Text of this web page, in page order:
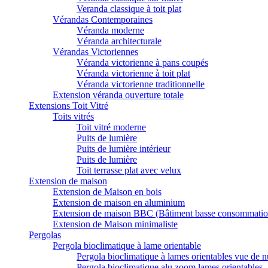
Veranda classique à toit plat
Vérandas Contemporaines
Véranda moderne
Véranda architecturale
Vérandas Victoriennes
Véranda victorienne à pans coupés
Véranda victorienne à toit plat
Véranda victorienne traditionnelle
Extension véranda ouverture totale
Extensions Toit Vitré
Toits vitrés
Toit vitré moderne
Puits de lumière
Puits de lumière intérieur
Puits de lumière
Toit terrasse plat avec velux
Extension de maison
Extension de Maison en bois
Extension de maison en aluminium
Extension de maison BBC (Bâtiment basse
Extension de Maison minimaliste
Pergolas
Pergola bioclimatique à lame orientable
Pergola bioclimatique à lames orientables vue de